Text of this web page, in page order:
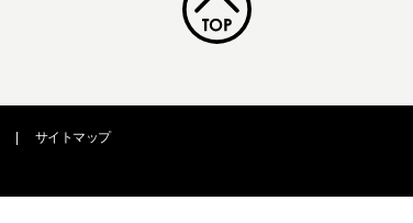
| サイトマップ